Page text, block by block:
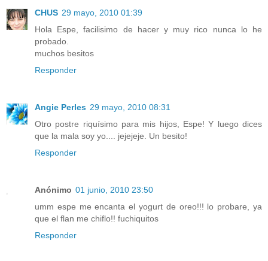
CHUS 29 mayo, 2010 01:39
Hola Espe, facilisimo de hacer y muy rico nunca lo he
probado.
muchos besitos
Responder
Angie Perles 29 mayo, 2010 08:31
Otro postre riquísimo para mis hijos, Espe! Y luego dices
que la mala soy yo.... jejejeje. Un besito!
Responder
Anónimo 01 junio, 2010 23:50
umm espe me encanta el yogurt de oreo!!! lo probare, ya
que el flan me chiflo!! fuchiquitos
Responder